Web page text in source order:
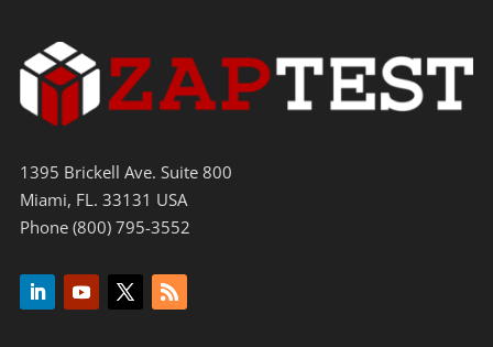
1395 Brickell Ave. Suite 800
Miami, FL. 33131 USA
Phone (800) 795-3552